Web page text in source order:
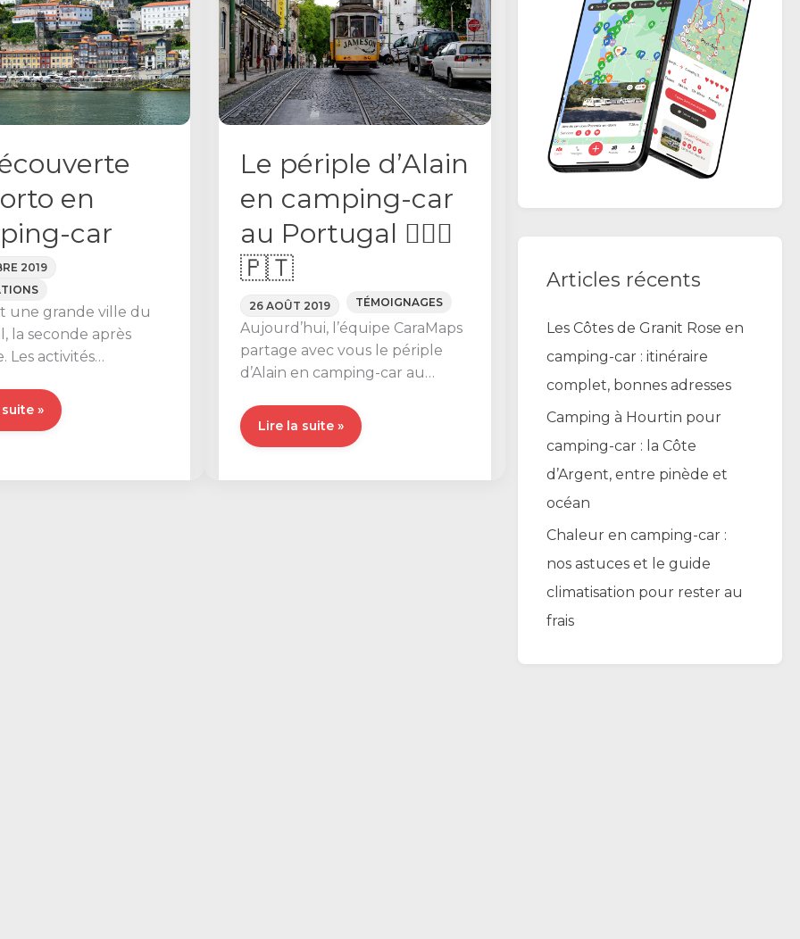
nouvelles
règles
de
janvier
2021
en
car
2019
une grande ville du
la seconde après
Les activités
»
Le périple d’Alain
en camping-car
au Portugal 🙋🏻‍♂️
🇵🇹
26 AOÛT 2019 TÉMOIGNAGES
Aujourd’hui, l’équipe CaraMaps
partage avec vous le périple
d’Alain en camping-car au
nous sommes rentrés de
Le
périple
Lire la suite »
Articles récents
Les Côtes de Granit Rose en
camping-car : itinéraire
complet, bonnes adresses
Camping à Hourtin pour
camping-car : la Côte
d’Argent, entre pinède et
océan
Chaleur en camping-car :
nos astuces et le guide
climatisation pour rester au
frais